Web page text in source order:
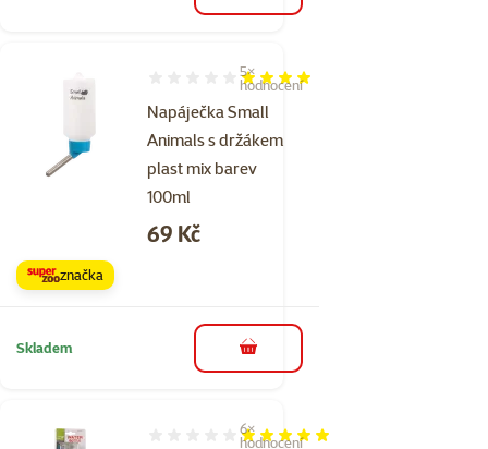
Napáječka Small
Animals s držákem
plast mix barev
100ml
Hodnocení 76%, počet hodnocení: 5
5×
hodnocení
Cena
69 Kč
značka
Skladem do košíku
Hodnocení 100%, počet hodnocení: 6
6×
hodnocení